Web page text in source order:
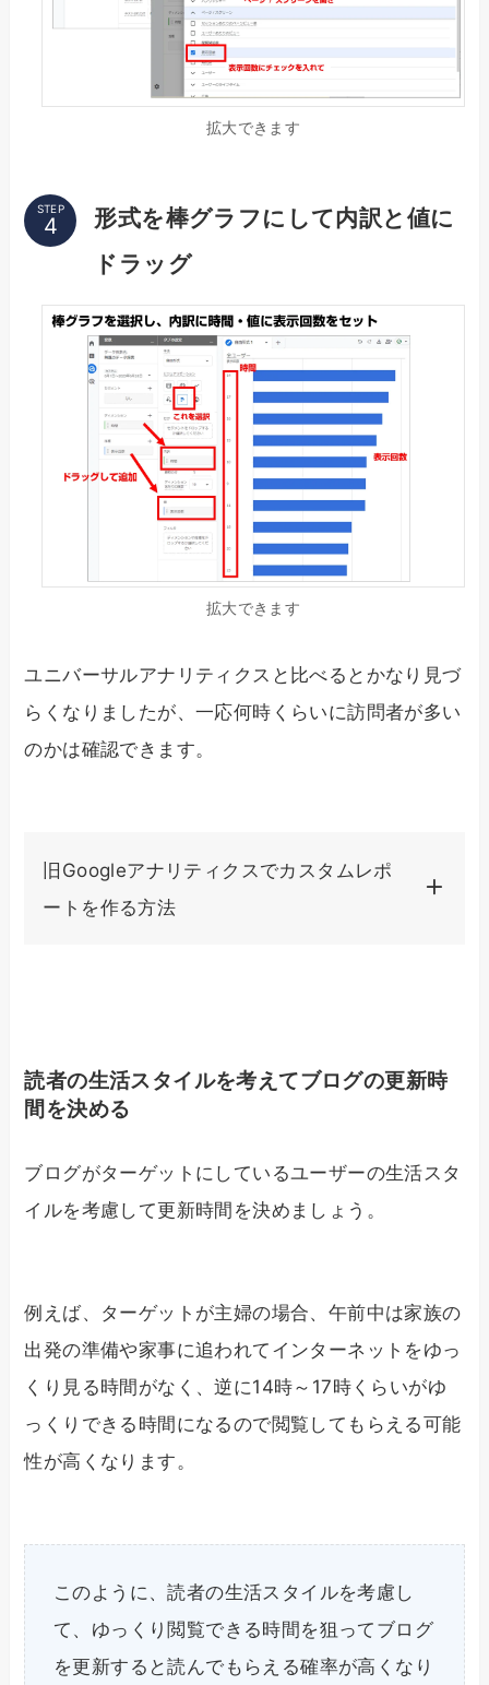
拡大できます
STEP
形式を棒グラフにして内訳と値に
ドラッグ
拡大できます
ユニバーサルアナリティクスと比べるとかなり見づ
らくなりましたが、一応何時くらいに訪問者が多い
のかは確認できます。
旧Googleアナリティクスでカスタムレポ
ートを作る方法
読者の生活スタイルを考えてブログの更新時
間を決める
ブログがターゲットにしているユーザーの生活スタ
イルを考慮して更新時間を決めましょう。
例えば、ターゲットが主婦の場合、午前中は家族の
出発の準備や家事に追われてインターネットをゆっ
くり見る時間がなく、逆に14時～17時くらいがゆ
っくりできる時間になるので閲覧してもらえる可能
性が高くなります。
このように、読者の生活スタイルを考慮し
て、ゆっくり閲覧できる時間を狙ってブログ
を更新すると読んでもらえる確率が高くなり